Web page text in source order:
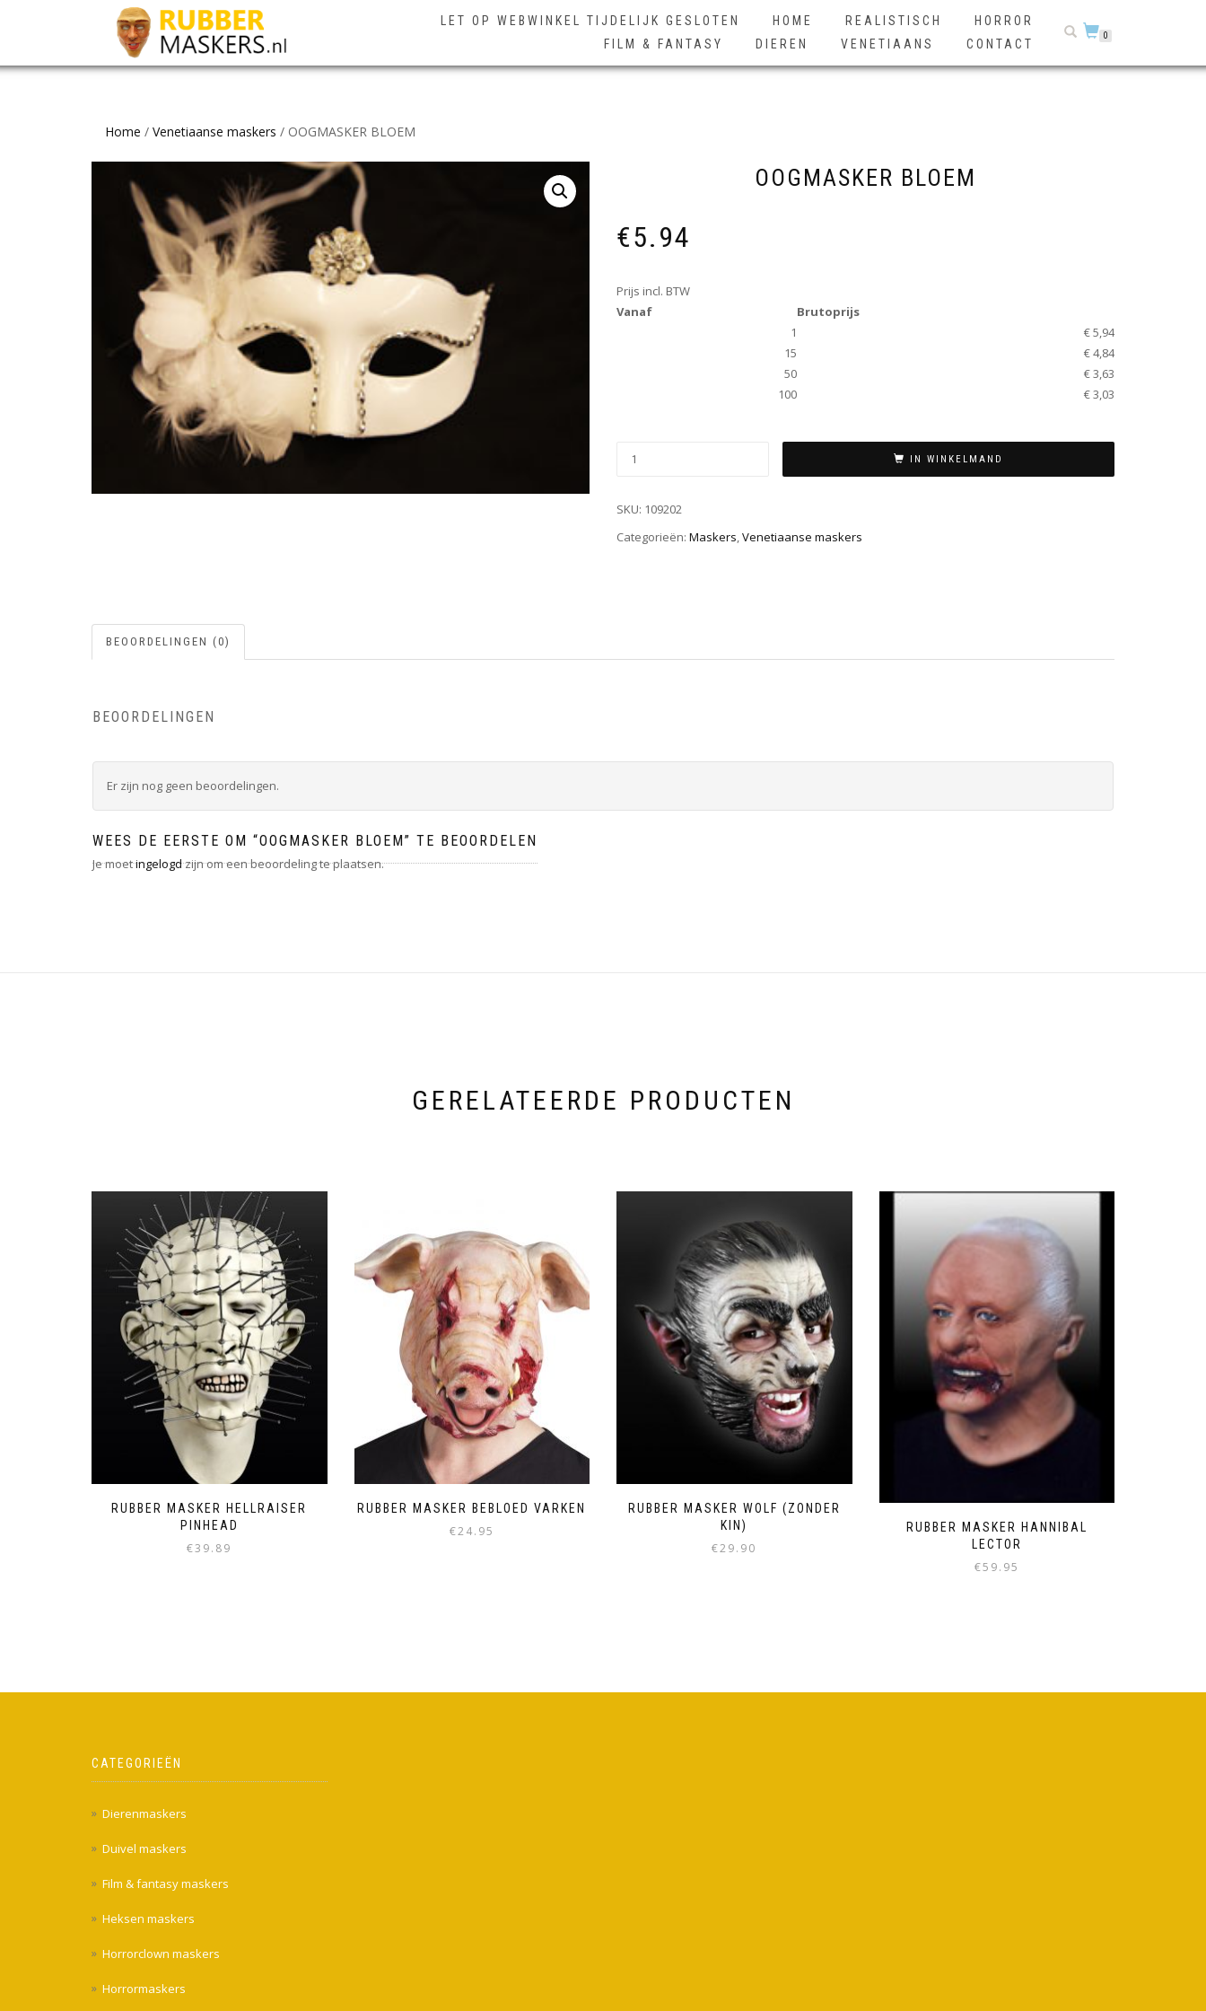
LET OP WEBWINKEL TIJDELIJK GESLOTEN HOME REALISTISCH
HORROR
FILM & FANTASY
DIEREN VENETIAANS CONTACT
0
Home / Venetiaanse maskers / OOGMASKER BLOEM
OOGMASKER BLOEM
€5.94
Prijs incl. BTW
Vanaf
Brutoprijs
1
€ 5,94
15
€ 4,84
50
€ 3,63
100
€ 3,03
IN WINKELMAND
SKU: 109202
Categorieën: Maskers Venetiaanse maskers
BEOORDELINGEN (0)
BEOORDELINGEN
Er zijn nog geen beoordelingen.
WEES DE EERSTE OM “OOGMASKER BLOEM” TE BEOORDELEN
Je moetingelogdzijn om een beoordeling te plaatsen.
GERELATEERDE PRODUCTEN
RUBBER MASKER HELLRAISER
PINHEAD
€39.89
RUBBER MASKER BEBLOED VARKEN
€24.95
RUBBER MASKER WOLF (ZONDER
KIN)
€29.90
RUBBER MASKER HANNIBAL
LECTOR
€59.95
CATEGORIEËN
Dierenmaskers
Duivel maskers
Film & fantasy maskers
Heksen maskers
Horrorclown maskers
Horrormaskers